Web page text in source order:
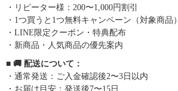
・リピーター様：200〜1,000円割引
・1つ買うと1つ無料キャンペーン（対象商品）
・LINE限定クーポン・特典配布
・新商品・人気商品の優先案内
■ 🚚 配送について：
・通常発送：ご入金確認後2〜3日以内
・お届け目安：発送後7〜15日